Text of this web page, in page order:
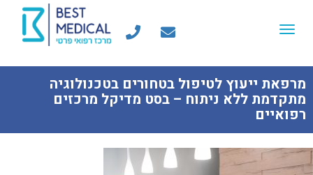
Toggle
מרפאת ייעוץ לטיפול בטחורים בטכנולוגיה
מתקדמת ללא ניתוח – בסט מדיקל מרכזים
רפואיים